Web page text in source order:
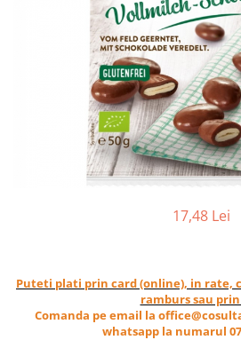
Ceaiuri diverse si accesorii
Vinuri, bere si alte bauturi
Siropuri naturale
Seminte din plante oleaginoase
Superalimente bio
17,48 Lei
Puteti plati prin card (online), in rate,
ramburs sau prin
Comanda pe email la
whatsapp la numarul